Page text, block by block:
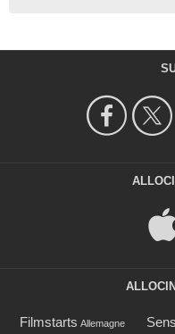
Filmstarts Allemagne